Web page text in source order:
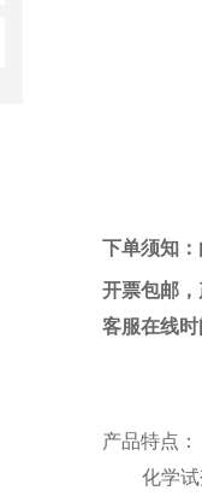
下单须知
开票包邮
客服在线
产品特点：
化学试剂